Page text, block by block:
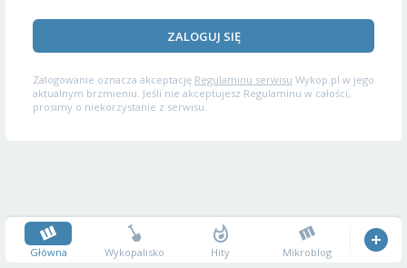
ZALOGUJ SIĘ
Zalogowanie oznacza akceptację Regulaminu serwisu Wykop.pl w jego
aktualnym brzmieniu. Jeśli nie akceptujesz Regulaminu w całości,
prosimy o niekorzystanie z serwisu.
Główna Wykopalisko Hity Mikroblog